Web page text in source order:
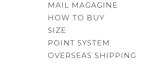
MAIL MAGAGINE
HOW TO BUY
SIZE
POINT SYSTEM
OVERSEAS SHIPPING